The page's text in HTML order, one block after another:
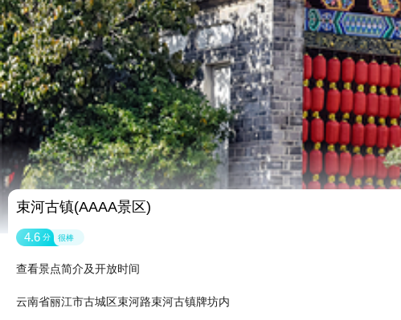
束河古镇(AAAA景区)
4.6 分 很棒
查看景点简介及开放时间
云南省丽江市古城区束河路束河古镇牌坊内